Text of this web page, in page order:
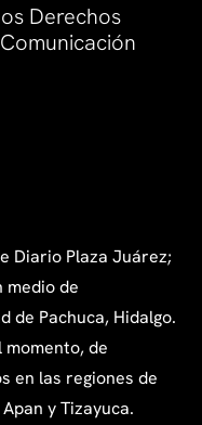
Derechos
Diario Plaza Juárez;
medio de
de Pachuca, Hidalgo.
de
en las regiones de
y Tizayuca.